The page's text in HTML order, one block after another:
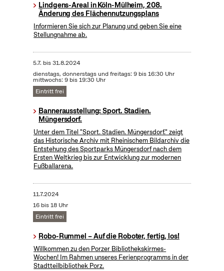
Lindgens-Areal in Köln-Mülheim, 208.
Änderung des Flächennutzungsplans
Informieren Sie sich zur Planung und geben Sie eine
Stellungnahme ab.
5.7. bis31.8.2024
dienstags, donnerstags und freitags: 9 bis 16:30 Uhr
mittwochs: 9 bis 19:30 Uhr
Eintritt frei
Bannerausstellung: Sport. Stadien.
Müngersdorf.
Unter dem Titel "Sport. Stadien. Müngersdorf." zeigt
das Historische Archiv mit Rheinischem Bildarchiv die
Entstehung des Sportparks Müngersdorf nach dem
Ersten Weltkrieg bis zur Entwicklung zur modernen
Fußballarena.
11.7.2024
16 bis 18 Uhr
Eintritt frei
Robo-Rummel – Auf die Roboter, fertig, los!
Willkommen zu den Porzer Bibliothekskirmes-
Wochen! Im Rahmen unseres Ferienprogramms in der
Stadtteilbibliothek Porz.